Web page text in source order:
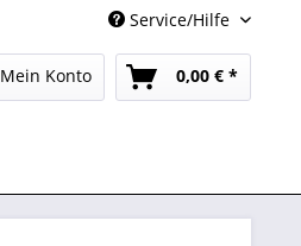
Service/Hilfe
Mein Konto 0,00 € *